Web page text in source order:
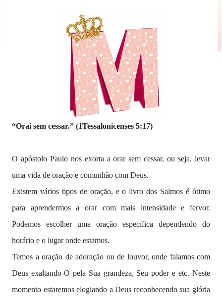
“Orai sem cessar.” (1Tessalonicenses 5:17)
O apóstolo Paulo nos exorta a orar sem cessar, ou seja, levar
uma vida de oração e comunhão com Deus.
Existem vários tipos de oração, e o livro dos Salmos é ótimo
para aprendermos a orar com mais intensidade e fervor.
Podemos escolher uma oração específica dependendo do
horário e o lugar onde estamos.
Temos a oração de adoração ou de louvor, onde falamos com
Deus exaltando-O pela Sua grandeza, Seu poder e etc. Neste
momento estaremos elogiando a Deus reconhecendo sua glória